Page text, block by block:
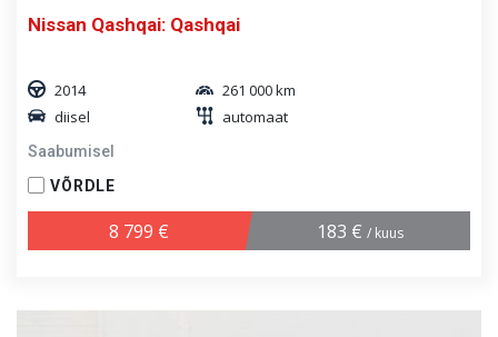
Nissan Qashqai: Qashqai
2014
261 000 km
diisel
automaat
Saabumisel
VÕRDLE
8 799 € 183 € / kuus